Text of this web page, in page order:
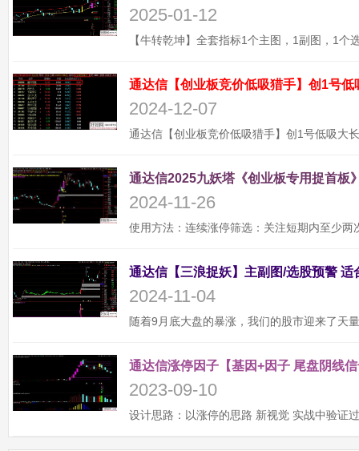
2025-01-12
通达信【创业板竞价低吸猎手】创1号
2024-12-07
通达信2025九妖塔《创业板专用捉首板
2024-11-26
2024-11-04
通达信涨停因子【基因+因子 尾盘阴线
2023-09-10